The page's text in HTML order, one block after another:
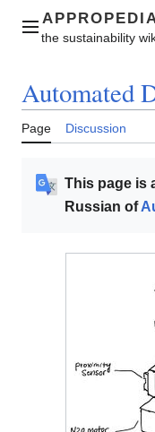
contentMain menu
Automated
Page Discussion
This page is
Russian of